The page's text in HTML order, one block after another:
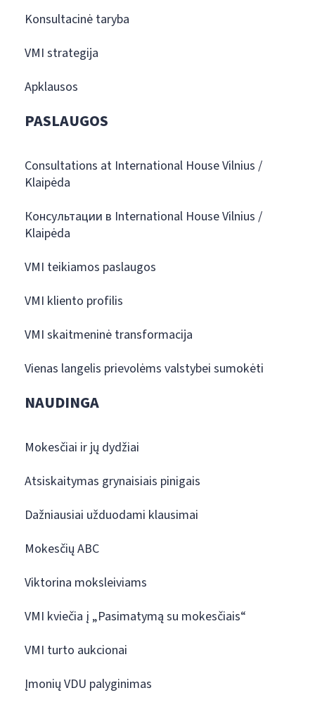
Konsultacinė taryba
VMI strategija
Apklausos
PASLAUGOS
Consultations at International House Vilnius /
Klaipėda
Консультации в International House Vilnius /
Klaipėda
VMI teikiamos paslaugos
VMI kliento profilis
VMI skaitmeninė transformacija
Vienas langelis prievolėms valstybei sumokėti
NAUDINGA
Mokesčiai ir jų dydžiai
Atsiskaitymas grynaisiais pinigais
Dažniausiai užduodami klausimai
Mokesčių ABC
Viktorina moksleiviams
VMI kviečia į „Pasimatymą su mokesčiais“
VMI turto aukcionai
Įmonių VDU palyginimas